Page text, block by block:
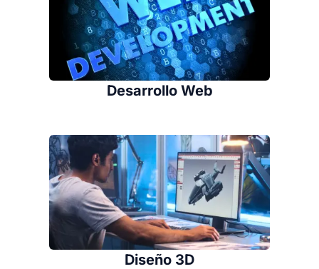
Desarrollo Web
Diseño 3D